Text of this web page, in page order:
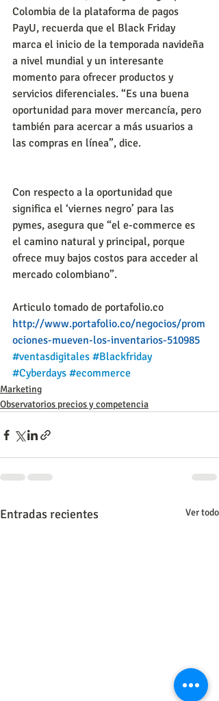
Colombia de la plataforma de pagos
PayU, recuerda que el Black Friday
marca el inicio de la temporada navideña
a nivel mundial y un interesante
momento para ofrecer productos y
servicios diferenciales. “Es una buena
oportunidad para mover mercancía, pero
también para acercar a más usuarios a
las compras en línea”, dice.
Con respecto a la oportunidad que
significa el ‘viernes negro’ para las
pymes, asegura que “el e-commerce es
el camino natural y principal, porque
ofrece muy bajos costos para acceder al
mercado colombiano”.
Articulo tomado de portafolio.co
http://www.portafolio.co/negocios/prom
ociones-mueven-los-inventarios-510985
#ventasdigitales #Blackfriday
#Cyberdays #ecommerce
Marketing
Observatorios precios y competencia
Entradas recientes Ver todo